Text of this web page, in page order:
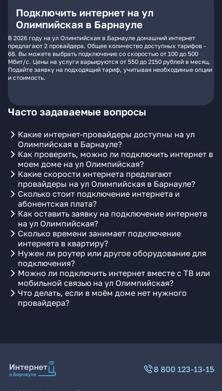
Подключить интернет на ул
Олимпийская в Барнауле
В 2026 году на ул Олимпийская в Барнауле домашний интернет
предлагают 2 провайдера. Общее количество доступных тарифов -
68. Вы можете выбрать подключение со скоростью от 100 до 500
Мбит/с. Цены на услуги варьируются от 550 до 2150 рублей в месяц.
Подайте заявку на подходящий тариф, учитывая необходимые опции
и стоимость.
Часто задаваемые вопросы
Какие интернет-провайдеры доступны на ул
Олимпийская в Барнауле?
Как проверить, можно ли подключить интернет в
моем доме на ул Олимпийская?
Какие скорости интернета предлагают
провайдеры на ул Олимпийская в Барнауле?
Сколько стоит подключение интернета и
абонентская плата?
Как оставить заявку на подключение интернета
на ул Олимпийская?
Сколько времени занимает подключение
интернета в квартиру?
Нужен ли роутер или другое оборудование для
подключения?
Можно ли подключить интернет вместе с ТВ или
мобильной связью на ул Олимпийская?
Что делать, если в моём доме нет нужного
провайдера?
8 800 123-13-15